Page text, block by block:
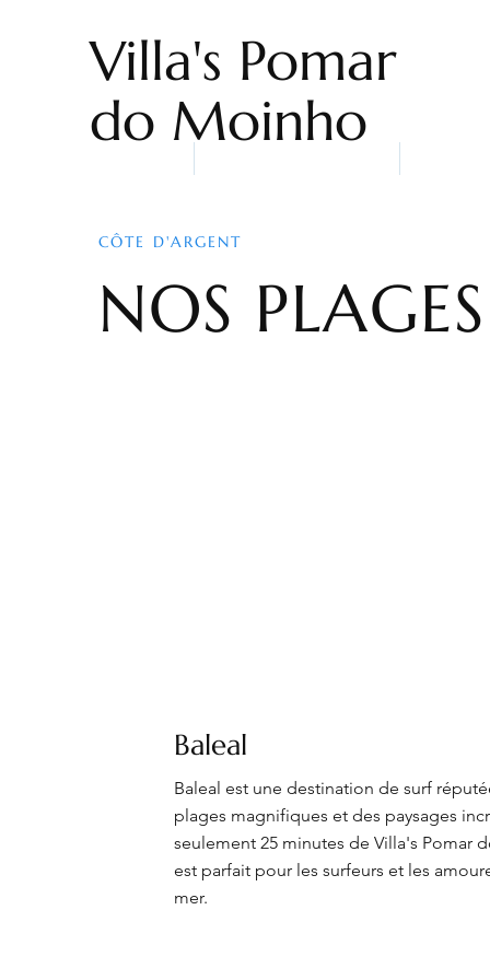
Villa's Pomar
do Moinho
CÔTE D'ARGENT
NOS PLAGES
Baleal
Baleal est une destination de surf
plages magnifiques et des paysages
seulement 25 minutes de Villa's Pomar
est parfait pour les surfeurs et les
mer.